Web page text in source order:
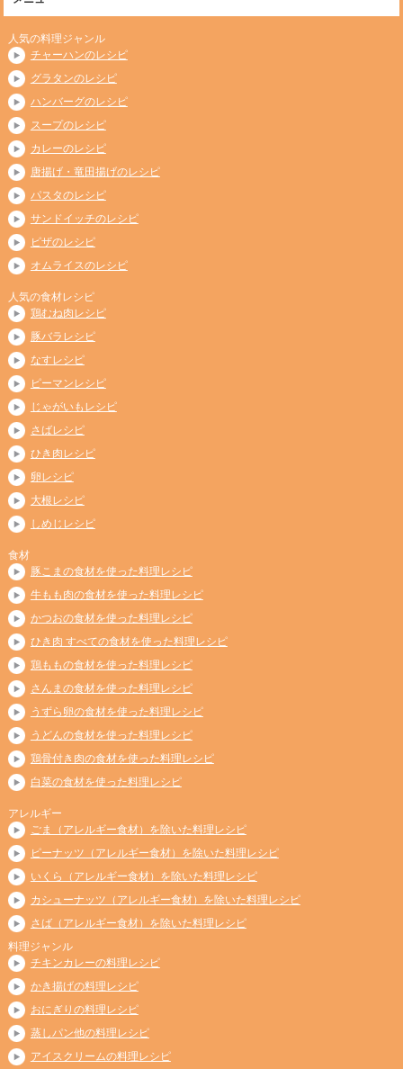
人気の料理ジャンル
チャーハンのレシピ
グラタンのレシピ
ハンバーグのレシピ
スープのレシピ
カレーのレシピ
唐揚げ・竜田揚げのレシピ
パスタのレシピ
サンドイッチのレシピ
ピザのレシピ
オムライスのレシピ
人気の食材レシピ
鶏むね肉レシピ
豚バラレシピ
なすレシピ
ピーマンレシピ
じゃがいもレシピ
さばレシピ
ひき肉レシピ
卵レシピ
大根レシピ
しめじレシピ
食材
豚こまの食材を使った料理レシピ
牛もも肉の食材を使った料理レシピ
かつおの食材を使った料理レシピ
ひき肉 すべての食材を使った料理レシピ
鶏ももの食材を使った料理レシピ
さんまの食材を使った料理レシピ
うずら卵の食材を使った料理レシピ
うどんの食材を使った料理レシピ
鶏骨付き肉の食材を使った料理レシピ
白菜の食材を使った料理レシピ
アレルギー
ごま（アレルギー食材）を除いた料理レシピ
ピーナッツ（アレルギー食材）を除いた料理レシピ
いくら（アレルギー食材）を除いた料理レシピ
カシューナッツ（アレルギー食材）を除いた料理レシピ
さば（アレルギー食材）を除いた料理レシピ
料理ジャンル
チキンカレーの料理レシピ
かき揚げの料理レシピ
おにぎりの料理レシピ
蒸しパン他の料理レシピ
アイスクリームの料理レシピ